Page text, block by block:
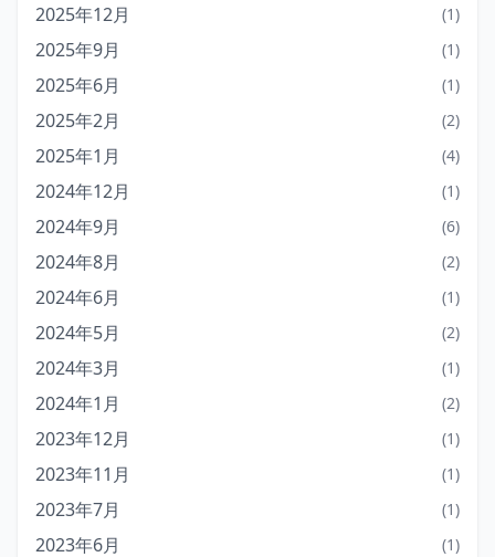
2025年12月 (1)
2025年9月 (1)
2025年6月 (1)
2025年2月 (2)
2025年1月 (4)
2024年12月 (1)
2024年9月 (6)
2024年8月 (2)
2024年6月 (1)
2024年5月 (2)
2024年3月 (1)
2024年1月 (2)
2023年12月 (1)
2023年11月 (1)
2023年7月 (1)
2023年6月 (1)